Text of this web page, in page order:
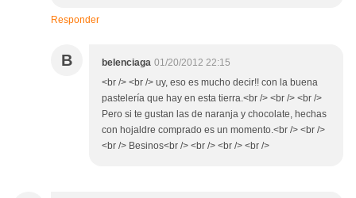
Responder
B belenciaga 01/20/2012 22:15
<br /> <br /> uy, eso es mucho decir!! con la buena
pastelería que hay en esta tierra.<br /> <br /> <br />
Pero si te gustan las de naranja y chocolate, hechas
con hojaldre comprado es un momento.<br /> <br />
<br /> Besinos<br /> <br /> <br /> <br />